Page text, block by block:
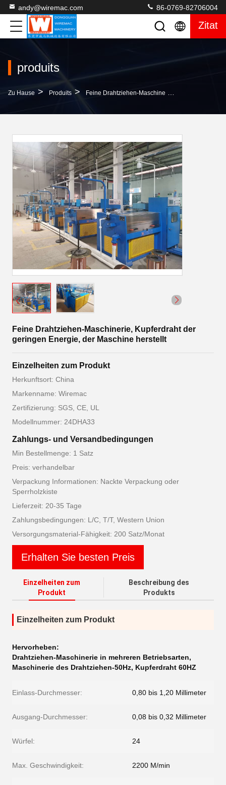
andy@wiremac.com 86-0769-82706004
Zitat
produits
Zu Hause > Produits > Feine Drahtziehen-Maschine >
Feine Drahtziehen-Maschinerie, Kupferdraht der
geringen Energie, der Maschine herstellt
Einzelheiten zum Produkt
Herkunftsort: China
Markenname: Wiremac
Zertifizierung: SGS, CE, UL
Modellnummer: 24DHA33
Zahlungs- und Versandbedingungen
Min Bestellmenge: 1 Satz
Preis: verhandelbar
Verpackung Informationen: Nackte Verpackung oder
Sperrholzkiste
Lieferzeit: 20-35 Tage
Zahlungsbedingungen: L/C, T/T, Western Union
Versorgungsmaterial-Fähigkeit: 200 Satz/Monat
Erhalten Sie besten Preis
Einzelheiten zum
Produkt
Beschreibung des
Produkts
Einzelheiten zum Produkt
Hervorheben:
Drahtziehen-Maschinerie in mehreren Betriebsarten,
Maschinerie des Drahtziehen-50Hz, Kupferdraht 60HZ
Einlass-Durchmesser: 0,80 bis 1,20 Millimeter
Ausgang-Durchmesser: 0,08 bis 0,32 Millimeter
Würfel: 24
Max. Geschwindigkeit: 2200 M/min